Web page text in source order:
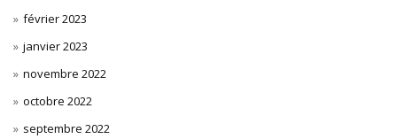
février 2023
janvier 2023
novembre 2022
octobre 2022
septembre 2022